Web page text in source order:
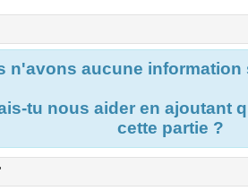
n'avons aucune
tu nous aider en ajoutant
cette partie ?